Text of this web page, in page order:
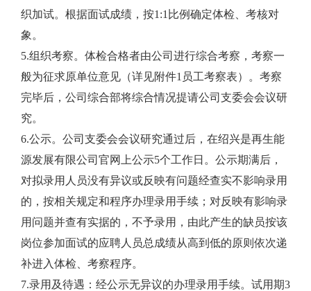
织加试。根据面试成绩，按1:1比例确定体检、考核对
象。
5.组织考察。体检合格者由公司进行综合考察，考察一
般为征求原单位意见（详见附件1员工考察表）。考察
完毕后，公司综合部将综合情况提请公司支委会会议研
究。
6.公示。公司支委会会议研究通过后，在绍兴是再生能
源发展有限公司官网上公示5个工作日。公示期满后，
对拟录用人员没有异议或反映有问题经查实不影响录用
的，按相关规定和程序办理录用手续；对反映有影响录
用问题并查有实据的，不予录用，由此产生的缺员按该
岗位参加面试的应聘人员总成绩从高到低的原则依次递
补进入体检、考察程序。
7.录用及待遇：经公示无异议的办理录用手续。试用期3